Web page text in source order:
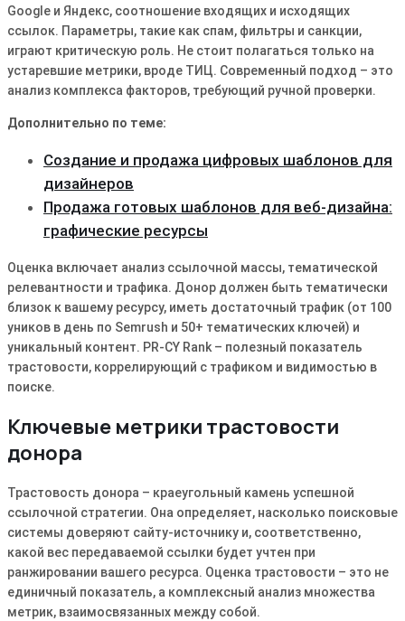
Google и Яндекс, соотношение входящих и исходящих
ссылок․ Параметры, такие как спам, фильтры и санкции,
играют критическую роль․ Не стоит полагаться только на
устаревшие метрики, вроде ТИЦ․ Современный подход – это
анализ комплекса факторов, требующий ручной проверки․
Дополнительно по теме:
Создание и продажа цифровых шаблонов для
дизайнеров
Продажа готовых шаблонов для веб-дизайна:
графические ресурсы
Оценка включает анализ ссылочной массы, тематической
релевантности и трафика․ Донор должен быть тематически
близок к вашему ресурсу, иметь достаточный трафик (от 100
уников в день по Semrush и 50+ тематических ключей) и
уникальный контент․ PR-CY Rank – полезный показатель
трастовости, коррелирующий с трафиком и видимостью в
поиске․
Ключевые метрики трастовости
донора
Трастовость донора – краеугольный камень успешной
ссылочной стратегии․ Она определяет, насколько поисковые
системы доверяют сайту-источнику и, соответственно,
какой вес передаваемой ссылки будет учтен при
ранжировании вашего ресурса․ Оценка трастовости – это не
единичный показатель, а комплексный анализ множества
метрик, взаимосвязанных между собой․